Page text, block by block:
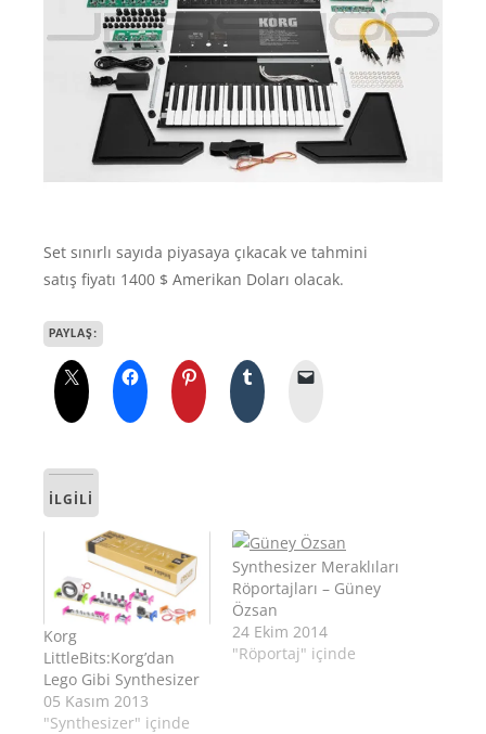
Set sınırlı sayıda piyasaya çıkacak ve tahmini
satış fiyatı 1400 $ Amerikan Doları olacak.
PAYLAŞ:
İLGILI
Korg
LittleBits:Korg’dan
Lego Gibi Synthesizer
05 Kasım 2013
"Synthesizer" içinde
Synthesizer Meraklıları
Röportajları – Güney
Özsan
24 Ekim 2014
"Röportaj" içinde